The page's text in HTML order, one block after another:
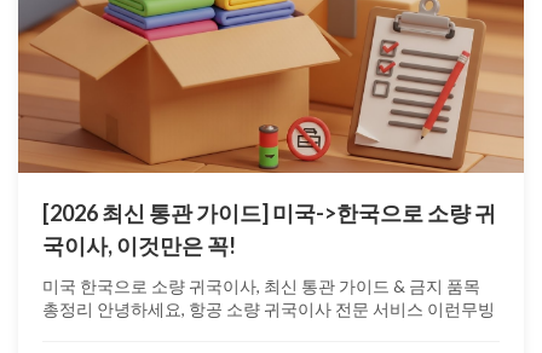
[2026 최신 통관 가이드] 미국->한국으로 소량 귀
국이사, 이것만은 꼭!
미국 한국으로 소량 귀국이사, 최신 통관 가이드 & 금지 품목
총정리 안녕하세요, 항공 소량 귀국이사 전문 서비스 이런무빙